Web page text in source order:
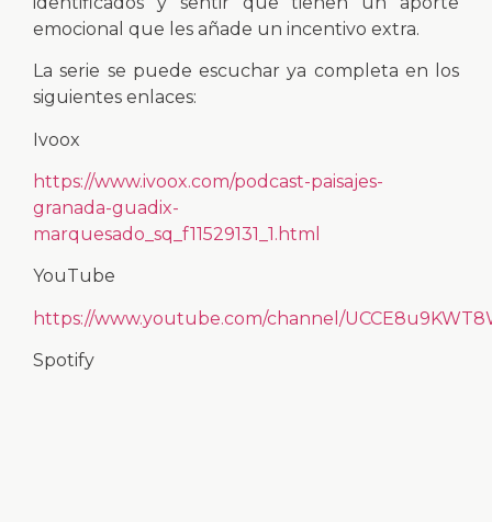
emocional que les añade un incentivo extra.
La serie se puede escuchar ya completa en los
siguientes enlaces:
Ivoox
https://www.ivoox.com/podcast-paisajes-
granada-guadix-
marquesado_sq_f11529131_1.html
YouTube
https://www.youtube.com/channel/
Spotify